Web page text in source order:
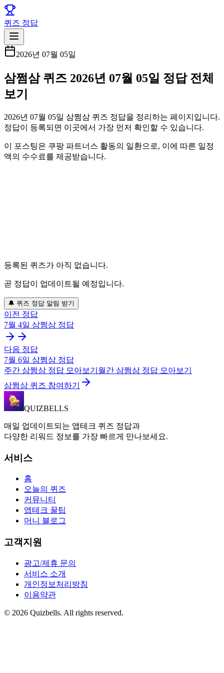
퀴즈 정답
2026년 07월 05일
삼쩜삼 퀴즈 2026년 07월 05일 정답 전체
보기
2026년 07월 05일 삼쩜삼 퀴즈 정답을 정리하는 페이지입니다.
정답이 등록되면 이곳에서 가장 먼저 확인할 수 있습니다.
이 포스팅은 쿠팡 파트너스 활동의 일환으로, 이에 따른 일정
액의 수수료를 제공받습니다.
등록된 퀴즈가 아직 없습니다.
곧 정답이 업데이트될 예정입니다.
🔔 퀴즈 정답 알림 받기
이전 정답
7월 4일 삼쩜삼 정답
다음 정답
7월 6일 삼쩜삼 정답
주간 삼쩜삼 정답 모아보기 월간 삼쩜삼 정답 모아보기
삼쩜삼 퀴즈 참여하기
QUIZBELLS
매일 업데이트되는 앱테크 퀴즈 정답과
다양한 리워드 정보를 가장 빠르게 만나보세요.
서비스
홈
오늘의 퀴즈
커뮤니티
앱테크 꿀팁
머니 블로그
고객지원
광고/제휴 문의
서비스 소개
개인정보처리방침
이용약관
© 2026 Quizbells. All rights reserved.